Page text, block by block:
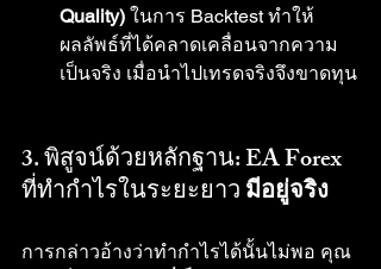
Quality) ในการ Backtest ทำให้
ผลลัพธ์ที่ได้คลาดเคลื่อนจากความ
เป็นจริง เมื่อนำไปเทรดจริงจึงขาดทุน
3. พิสูจน์ด้วยหลักฐาน: EA Forex
ที่ทำกำไรในระยะยาว มีอยู่จริง
การกล่าวอ้างว่าทำกำไรได้นั้นไม่พอ คุณ